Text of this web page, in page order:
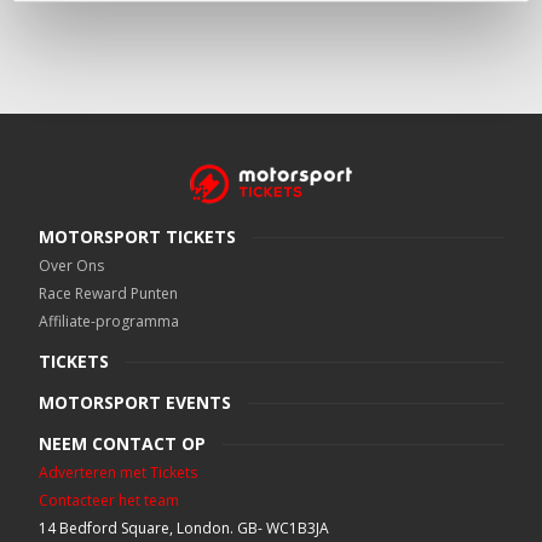
MOTORSPORT TICKETS
Over Ons
Race Reward Punten
Affiliate-programma
TICKETS
MOTORSPORT EVENTS
NEEM CONTACT OP
Adverteren met Tickets
Contacteer het team
14 Bedford Square, London. GB- WC1B3JA